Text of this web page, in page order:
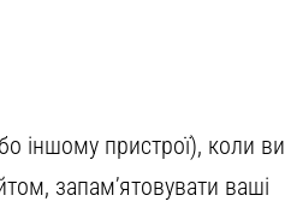
іншому пристрої), коли ви
запам’ятовувати ваші